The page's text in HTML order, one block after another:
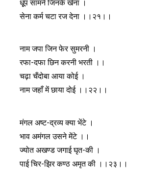
धूूप सामने जिनके खेना ।
सेना कर्म चटा रज देना ।।२१।।
नाम जपा जिन फेर सुमरनी ।
रफा-दफा छिन करनी भरती ।।
चढ़ा चँदोबा आया कोई ।
नाम जहाँ में छाया दोई ।।२२।।
मंगल अष्ट-द्रव्य क्या भेंटे ।
भाव अमंगल उसने मेंटे ।।
ज्योत अखण्ड जगाई घृत-की ।
पाई चिर-झिर कण्ठ अमृत की ।।२३।।